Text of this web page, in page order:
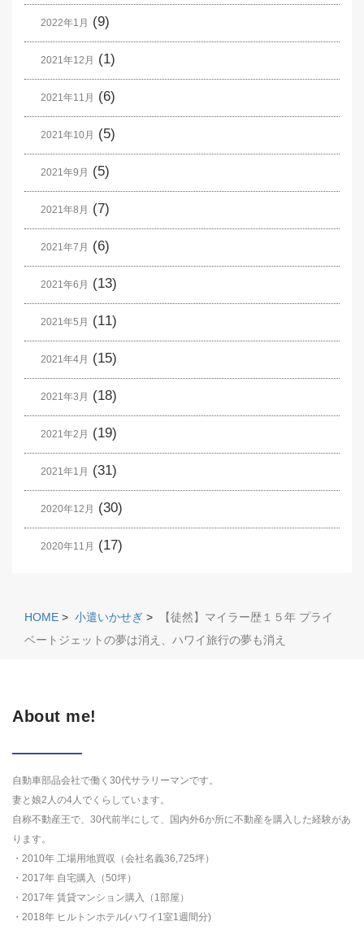
2022年1月 (9)
2021年12月 (1)
2021年11月 (6)
2021年10月 (5)
2021年9月 (5)
2021年8月 (7)
2021年7月 (6)
2021年6月 (13)
2021年5月 (11)
2021年4月 (15)
2021年3月 (18)
2021年2月 (19)
2021年1月 (31)
2020年12月 (30)
2020年11月 (17)
HOME > 小遣いかせぎ >
【徒然】マイラー歴１５年 プライ
ベートジェットの夢は消え、ハワイ旅行の夢も消え
About me!
自動車部品会社で働く30代サラリーマンです。
妻と娘2人の4人でくらしています。
自称不動産王で、30代前半にして、国内外6か所に不動産を購入した経験があ
ります。
・2010年 工場用地買収（会社名義36,725坪）
・2017年 自宅購入（50坪）
・2017年 賃貸マンション購入（1部屋）
・2018年 ヒルトンホテル(ハワイ1室1週間分)